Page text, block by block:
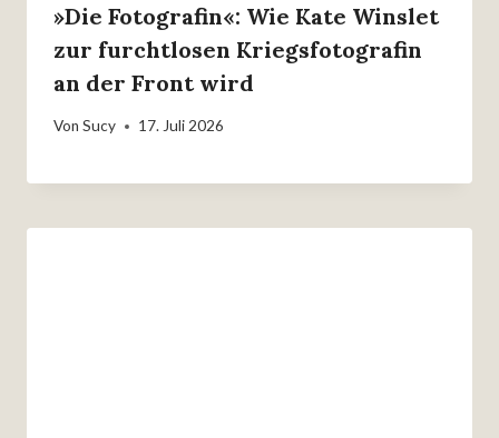
»Die Fotografin«: Wie Kate Winslet
zur furchtlosen Kriegsfotografin
an der Front wird
Von Sucy 17. Juli 2026